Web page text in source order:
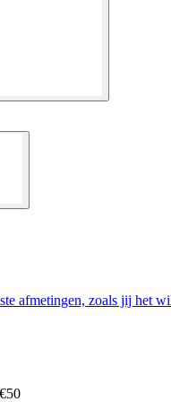
afmetingen, zoals jij het